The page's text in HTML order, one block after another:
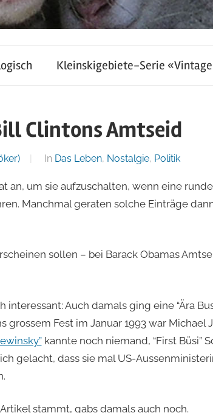
Kleinskigebiete-Serie
Clintons Amtseid
In Das Leben, Nostalgie, Politik
an, um sie aufzuschalten, wenn eine
Manchmal geraten solche Einträge
sollen – bei Barack Obamas
Auch damals ging eine “Ära
grossem Fest im Januar 1993 war Michael
kannte noch niemand, “First Büsi”
gelacht, dass sie mal US-
stammt, gabs damals auch noch.